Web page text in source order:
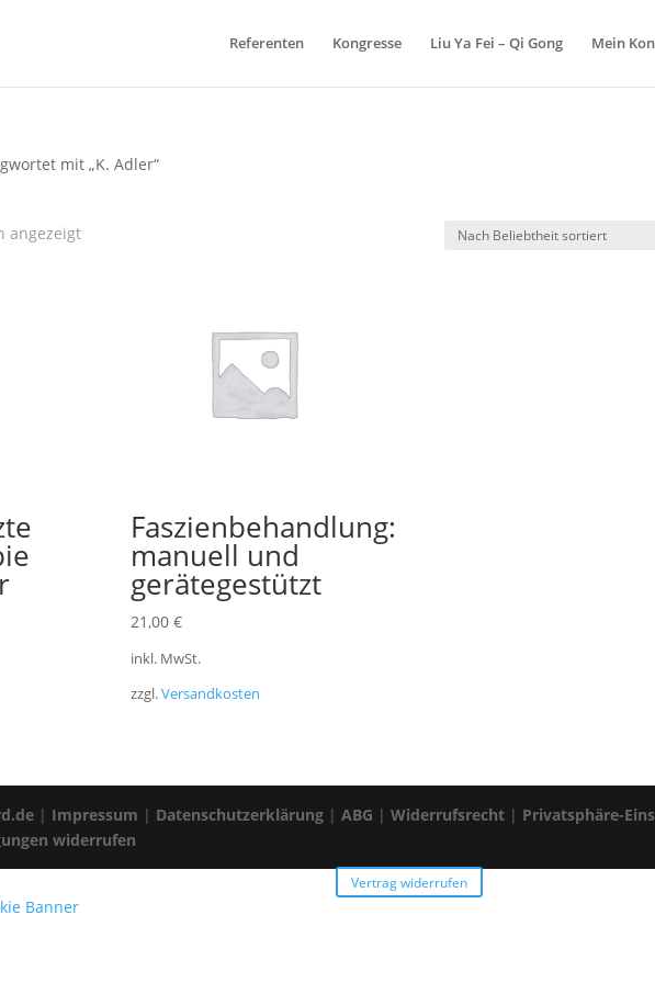
Referenten Kongresse Liu Ya Fei – Qi Gong Mein
mit „K. Adler“
angezeigtNach
Faszienbehandlung:
manuell und
gerätegestützt
21,00 €
inkl. MwSt.
zzgl.Versandkosten
| Impressum | Datenschutzerklärung |ABG |Widerrufsrecht | Privatsphäre-
widerrufen
Vertrag widerrufen
Banner